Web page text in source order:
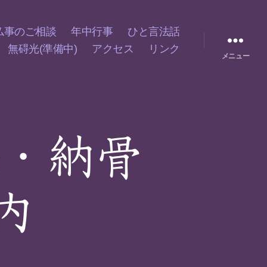
事のご相談 年中行事
ひと言法話
無碍光(準備中)
アクセス リンク
メニュー
納骨